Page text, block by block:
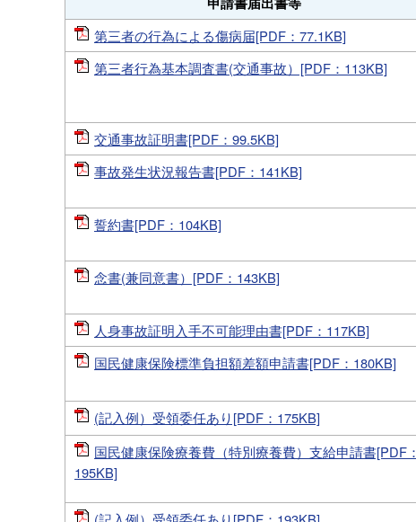
第三者の行為による傷病届[PDF：77.1KB]
第三者行為基本調査書(交通事故）[PDF：113KB]
交通事故証明書[PDF：99.5KB]
事故発生状況報告書[PDF：141KB]
誓約書[PDF：104KB]
念書(兼同意書）[PDF：143KB]
人身事故証明入手不可能理由書[PDF：117KB]
国民健康保険標準負担額差額申請書[PDF：180KB]
(記入例）受領委任あり[PDF：175KB]
国民健康保険療養費（特別療養費）支給申請書[PDF：
195KB]